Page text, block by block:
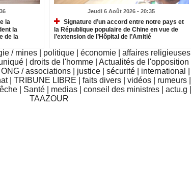
la
la
de la
Jeudi 6 Août 2026 - 20:35
Signature d’un accord entre notre pays et
la République populaire de Chine en vue de
l’extension de l’Hôpital de l’Amitié
/ mines politique économie affaires religieuses
droits de l'homme Actualités de l'opposition
ONG / associations justice sécurité international
TRIBUNE LIBRE faits divers vidéos rumeurs
Santé medias conseil des ministres actu.g
TAAZOUR